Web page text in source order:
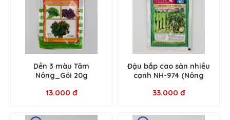
Dền 3 màu Tâm
Nông_Gói 20g
13.000 đ
Đậu bắp cao sản nhiều
cạnh NH-974 (Nông
33.000 đ